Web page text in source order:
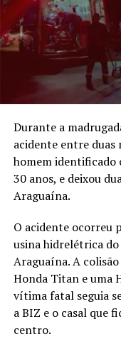
Durante a
acidente entre
homem identificado
30 anos, e deixou
Araguaína.
O acidente ocorreu
usina hidrelétrica
Araguaína. A
Honda Titan e uma
vítima fatal seguia
a BIZ e o casal que
centro.